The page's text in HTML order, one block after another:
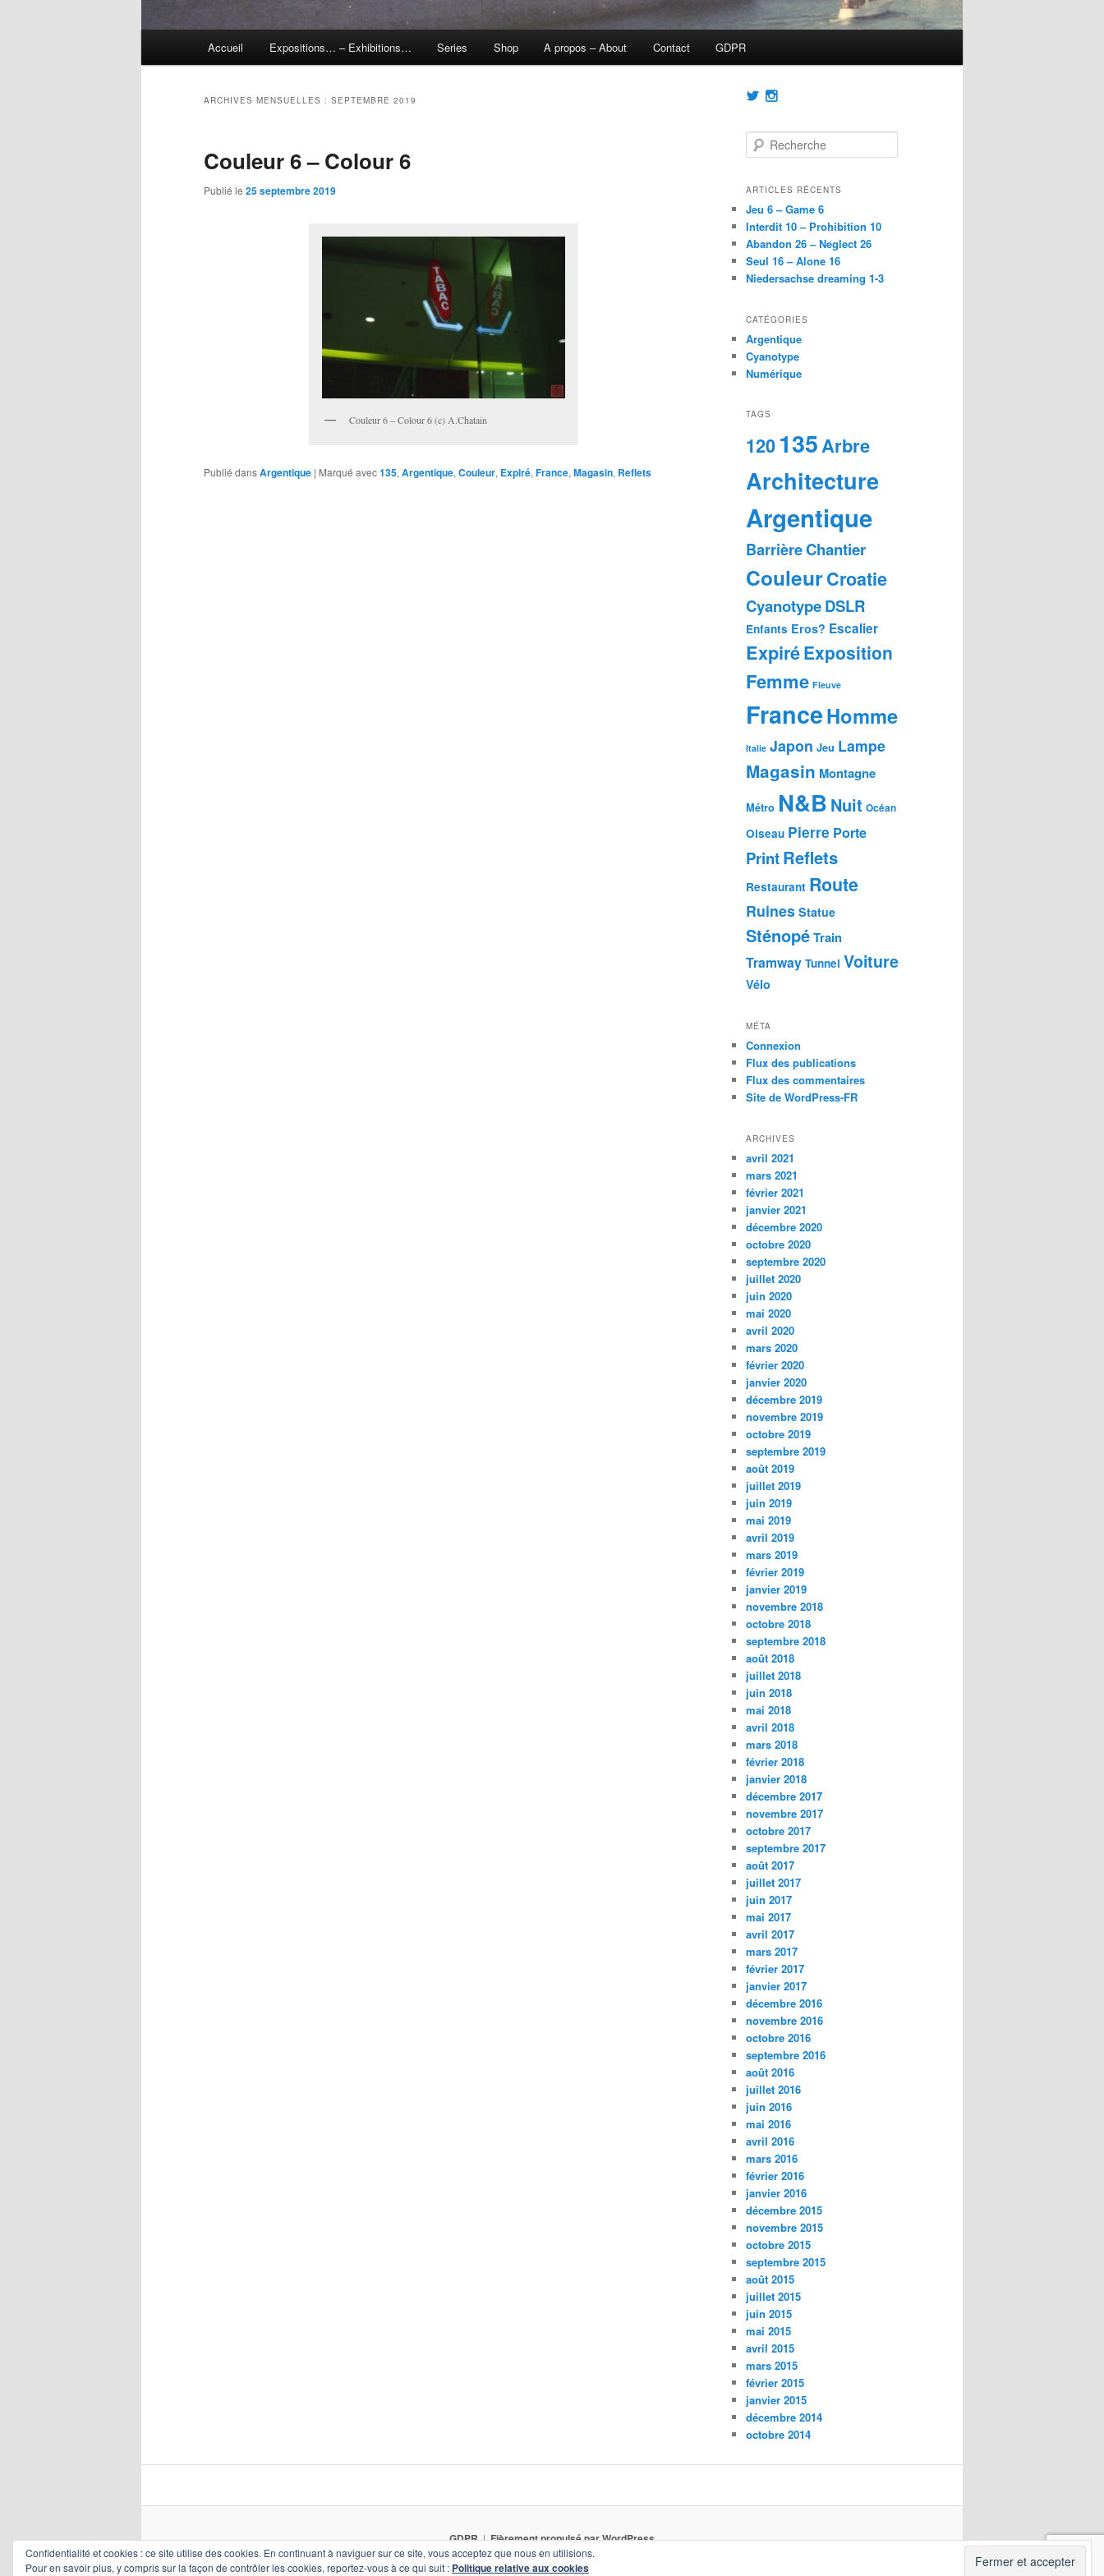
Accueil Expositions… – Exhibitions… Series Shop A propos – About Contact GDPR
ARCHIVES MENSUELLES : SEPTEMBRE 2019
Couleur 6 – Colour 6
Publié le 25 septembre 2019
Couleur 6 – Colour 6 (c) A.Chatain
Publié dansArgentique | Marqué avec135,Argentique,Couleur, Expiré,France,Magasin, Reflets
Voir
de
@achatainfr
sur
Voir
de
achatainfr
sur
e
h
r
c
h
e
ARTICLES RÉCENTS
Jeu 6 – Game 6
Interdit 10 – Prohibition 10
Abandon 26 – Neglect 26
Seul 16 – Alone 16
Niedersachse dreaming 1-3
CATÉGORIES
Argentique
Cyanotype
Numérique
TAGS
120135Arbre
Architecture
Argentique
BarrièreChantier
CouleurCroatie
CyanotypeDSLR
Enfants Eros? Escalier
ExpiréExposition
Femme Fleuve
FranceHomme
Italie Japon Jeu Lampe
Magasin Montagne
Métro N&B Nuit Océan
Oiseau Pierre Porte
PrintReflets
Restaurant Route
Ruines Statue
SténopéTrain
Tramway Tunnel Voiture
Vélo
MÉTA
Connexion
Flux des publications
Flux des commentaires
Site de WordPress-FR
ARCHIVES
avril 2021
mars 2021
février 2021
janvier 2021
décembre 2020
octobre 2020
septembre 2020
juillet 2020
juin 2020
mai 2020
avril 2020
mars 2020
février 2020
janvier 2020
décembre 2019
novembre 2019
octobre 2019
septembre 2019
août 2019
juillet 2019
juin 2019
mai 2019
avril 2019
mars 2019
février 2019
janvier 2019
novembre 2018
octobre 2018
septembre 2018
août 2018
juillet 2018
juin 2018
mai 2018
avril 2018
mars 2018
février 2018
janvier 2018
décembre 2017
novembre 2017
octobre 2017
septembre 2017
août 2017
juillet 2017
juin 2017
mai 2017
avril 2017
mars 2017
février 2017
janvier 2017
décembre 2016
novembre 2016
octobre 2016
septembre 2016
août 2016
juillet 2016
juin 2016
mai 2016
avril 2016
mars 2016
février 2016
janvier 2016
décembre 2015
novembre 2015
octobre 2015
septembre 2015
août 2015
juillet 2015
juin 2015
mai 2015
avril 2015
mars 2015
février 2015
janvier 2015
décembre 2014
octobre 2014
GDPR Fièrement propulsé par WordPress
Confidentialité et cookies : ce site utilise des cookies. En continuant à naviguer sur ce site, vous acceptez que nous en utilisions.
Pour en savoir plus, y compris sur la façon de contrôler les cookies, reportez-vous à ce qui suit : Politique relative aux cookies